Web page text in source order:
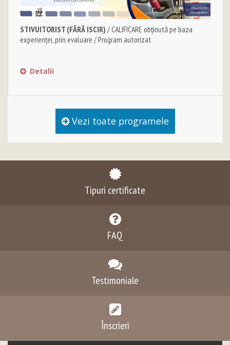
STIVUITORIST (FĂRĂ ISCIR) / CALIFICARE obținută pe baza
experienței, prin evaluare / Program autorizat
Detalii
Vezi toate programele
Tipuri certificate
FAQ
Testimoniale
Înscrieri